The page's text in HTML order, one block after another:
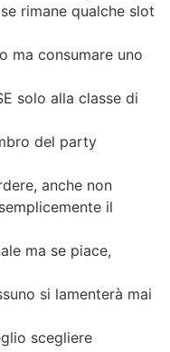
rimane qualche slot
ma consumare uno
solo alla classe di
del party
anche non
il
ma se piace,
si lamenterà mai
scegliere